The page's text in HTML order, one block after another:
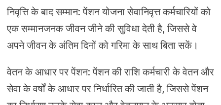
निवृत्ति के बाद सम्मान: पेंशन योजना सेवानिवृत्त कर्मचारियों को
एक सम्मानजनक जीवन जीने की सुविधा देती है, जिससे वे
अपने जीवन के अंतिम दिनों को गरिमा के साथ बिता सकें।
वेतन के आधार पर पेंशन: पेंशन की राशि कर्मचारी के वेतन और
सेवा के वर्षों के आधार पर निर्धारित की जाती है, जिससे पेंशन